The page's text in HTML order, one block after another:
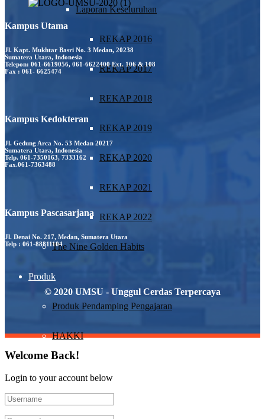
Laporan Keseluruhan
REKAP 2016
REKAP 2017
REKAP 2018
REKAP 2019
REKAP 2020
REKAP 2021
REKAP 2022
The Nine Golden Habits
Produk
Produk Pendamping Pengajaran
HAKKI
Download
Kampus Utama
Jl. Kapt. Mukhtar Basri No. 3 Medan, 20238
Sumatera Utara, Indonesia
Telepon: 061-6619056, 061-6622400 Ext. 106 & 108
Fax : 061- 6625474
Kampus Kedokteran
Jl. Gedung Arca No. 53 Medan 20217
Sumatera Utara, Indonesia
Telp. 061-7350163, 7333162
Fax.061-7363488
Kampus Pascasarjana
Jl. Denai No. 217, Medan, Sumatera Utara
Telp : 061-88811104
© 2020 UMSU - Unggul Cerdas Terpercaya
Welcome Back!
Login to your account below